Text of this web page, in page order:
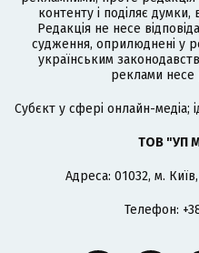
контенту і поділяє думки,
Редакція не несе
судження, оприлюднені у
українським
реклами несе
Cубєкт у сфері онлайн-медіа;
ТОВ "УП
Адреса: 01032, м.
Телефон: